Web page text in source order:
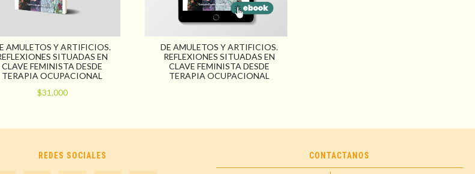
AMULETOS Y ARTIFICIOS.
SITUADAS EN
CLAVE FEMINISTA DESDE
TERAPIA OCUPACIONAL
$31.000
DE AMULETOS Y ARTIFICIOS.
REFLEXIONES SITUADAS EN
CLAVE FEMINISTA DESDE
TERAPIA OCUPACIONAL
REDES SOCIALES CONTACTANOS